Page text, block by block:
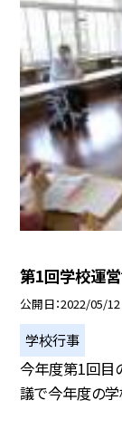
第1回学校運
公開日 2022/05/12
学校行事
今年度第1回目
議で今年度の